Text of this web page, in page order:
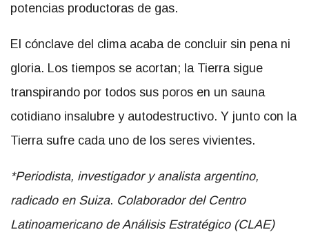
potencias productoras de gas.
El cónclave del clima acaba de concluir sin pena ni
gloria. Los tiempos se acortan; la Tierra sigue
transpirando por todos sus poros en un sauna
cotidiano insalubre y autodestructivo. Y junto con la
Tierra sufre cada uno de los seres vivientes.
*Periodista, investigador y analista argentino,
radicado en Suiza. Colaborador del Centro
Latinoamericano de Análisis Estratégico (CLAE)